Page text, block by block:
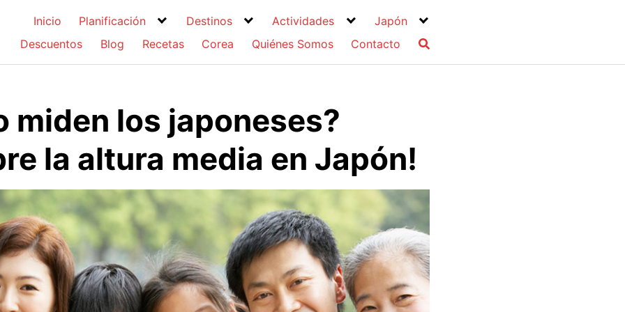
Inicio Planificación Destinos Actividades
Japón
Descuentos
Blog Recetas Corea Quiénes Somos Contacto
miden los japoneses?
la altura media en Japón!